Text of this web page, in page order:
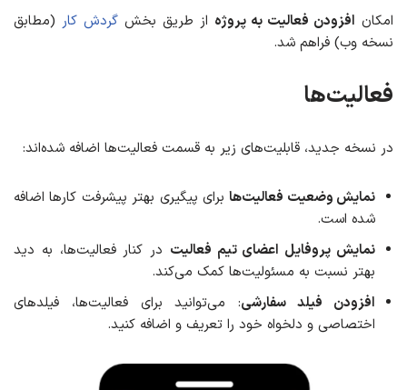
امکان افزودن فعالیت به پروژه از طریق بخش گردش کار (مطابق
نسخه وب) فراهم شد.
فعالیت‌ها
در نسخه جدید، قابلیت‌های زیر به قسمت فعالیت‌ها اضافه شده‌اند:
نمایش وضعیت فعالیت‌هابرای پیگیری بهتر پیشرفت کارها اضافه
شده است.
نمایش پروفایل اعضای تیم فعالیت در کنار فعالیت‌ها، به دید
بهتر نسبت به مسئولیت‌ها کمک می‌کند.
افزودن فیلد سفارشی: می‌توانید برای فعالیت‌ها، فیلدهای
اختصاصی و دلخواه خود را تعریف و اضافه کنید.